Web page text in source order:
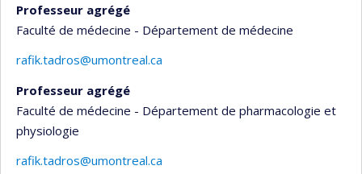
Professeur agrégé
Faculté de médecine - Département de médecine
rafik.tadros@umontreal.ca
Professeur agrégé
Faculté de médecine - Département de pharmacologie et
physiologie
rafik.tadros@umontreal.ca